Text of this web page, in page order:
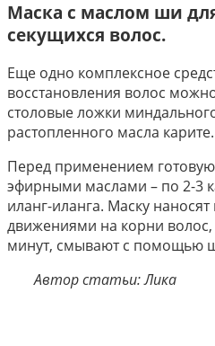
Маска с маслом ши
секущихся волос.
Еще одно комплексное
восстановления волос
столовые ложки
растопленного масла карите.
Перед применением
эфирными маслами – по 2-3
иланг-иланга. Маску
движениями на корни
минут, смывают с помощью
Автор статьи: Лика